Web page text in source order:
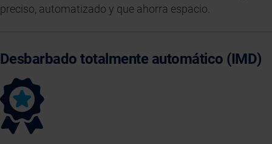
preciso, automatizado y que ahorra espacio.
Desbarbado totalmente automático (IMD)